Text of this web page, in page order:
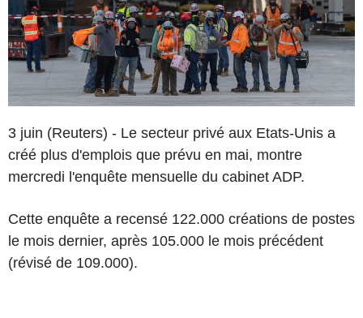
3 juin (Reuters) - Le secteur privé aux Etats-Unis a
créé plus d'emplois que prévu en mai, montre
mercredi l'enquête mensuelle du cabinet ADP.
Cette enquête a recensé 122.000 créations de postes
le mois dernier, après 105.000 le mois précédent
(révisé de 109.000).